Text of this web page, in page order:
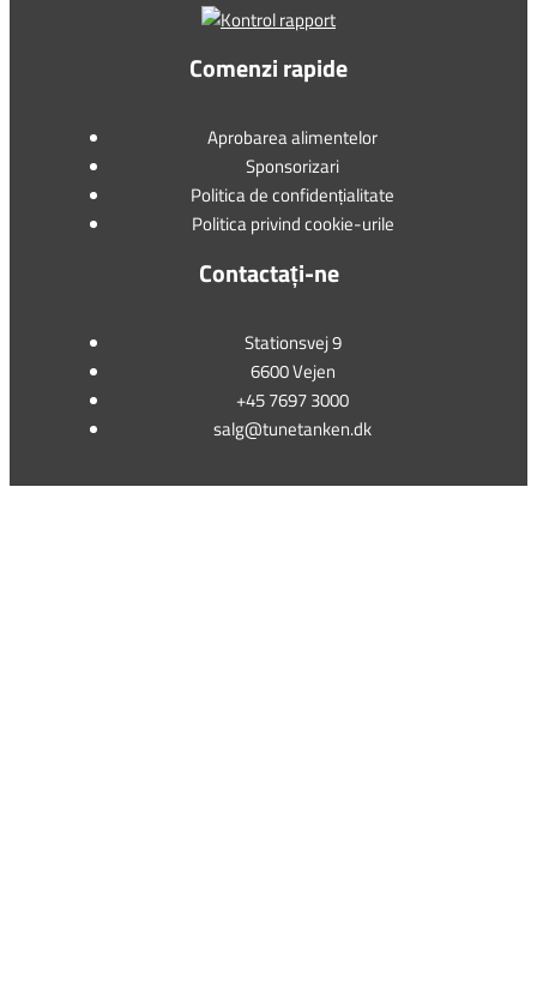
Comenzi rapide
Aprobarea alimentelor
Sponsorizari
Politica de confidențialitate
Politica privind cookie-urile
Contactați-ne
Stationsvej 9
6600 Vejen
+45 7697 3000
salg@tunetanken.dk